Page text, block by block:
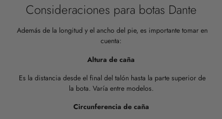
Consideraciones para botas Dante
Además de la longitud y el ancho del pie, es importante tomar en
cuenta:
Altura de caña
Es la distancia desde el final del talón hasta la parte superior de
la bota. Varía entre modelos.
Circunferencia de caña